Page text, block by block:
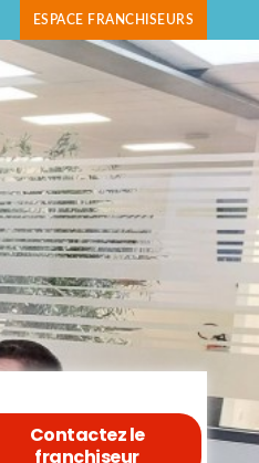
ESPACE FRANCHISEURS
Contactez le
franchiseur